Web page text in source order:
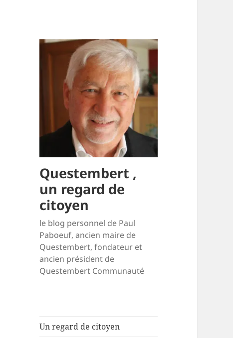
Questembert ,
un regard de
citoyen
le blog personnel de Paul
Paboeuf, ancien maire de
Questembert, fondateur et
ancien président de
Questembert Communauté
Un regard de citoyen